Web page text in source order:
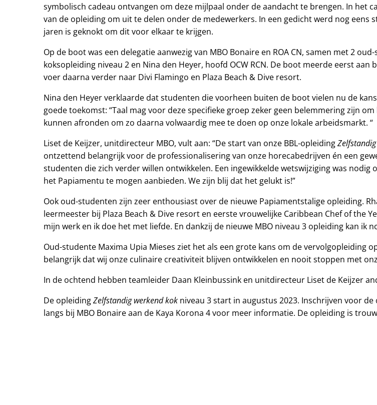
symbolisch cadeau ontvangen om deze mijlpaal onder de aandacht te brengen. In het
van de opleiding om uit te delen onder de medewerkers. In een gedicht werd nog eens
jaren is geknokt om dit voor elkaar te krijgen.
Op de boot was een delegatie aanwezig van MBO Bonaire en ROA CN, samen met 2
koksopleiding niveau 2 en Nina den Heyer, hoofd OCW RCN. De boot meerde eerst aan
voer daarna verder naar Divi Flamingo en Plaza Beach & Dive resort.
Nina den Heyer verklaarde dat studenten die voorheen buiten de boot vielen nu de
goede toekomst: “Taal mag voor deze specifieke groep zeker geen belemmering zijn
kunnen afronden om zo daarna volwaardig mee te doen op onze lokale arbeidsmarkt. “
Liset de Keijzer, unitdirecteur MBO, vult aan: “De start van onze BBL-opleiding
ontzettend belangrijk voor de professionalisering van onze horecabedrijven én een
studenten die zich verder willen ontwikkelen. Een ingewikkelde wetswijziging was nodig
het Papiamentu te mogen aanbieden. We zijn blij dat het gelukt is!”
Ook oud-studenten zijn zeer enthousiast over de nieuwe Papiamentstalige opleiding.
leermeester bij Plaza Beach & Dive resort en eerste vrouwelijke Caribbean Chef of the
mijn werk en ik doe het met liefde. En dankzij de nieuwe MBO niveau 3 opleiding kan ik
Oud-studente Maxima Upia Mieses ziet het als een grote kans om de vervolgopleiding
belangrijk dat wij onze culinaire creativiteit blijven ontwikkelen en nooit stoppen met
In de ochtend hebben teamleider Daan Kleinbussink en unitdirecteur Liset de Keijzer
De opleidingZelfstandig werkend kok niveau 3 start in augustus 2023. Inschrijven voor
langs bij MBO Bonaire aan de Kaya Korona 4 voor meer informatie. De opleiding is